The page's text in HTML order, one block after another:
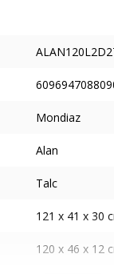
Mondiaz
Alan
Talc
121 x 41 x 30
120 x 46 x 12